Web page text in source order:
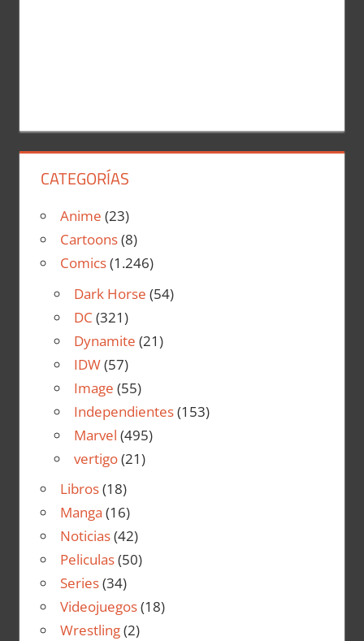
CATEGORÍAS
Anime (23)
Cartoons(8)
Comics(1.246)
Dark Horse (54)
DC (321)
Dynamite (21)
IDW(57)
Image (55)
Independientes(153)
Marvel (495)
vertigo(21)
Libros(18)
Manga (16)
Noticias(42)
Peliculas(50)
Series(34)
Videojuegos(18)
Wrestling(2)